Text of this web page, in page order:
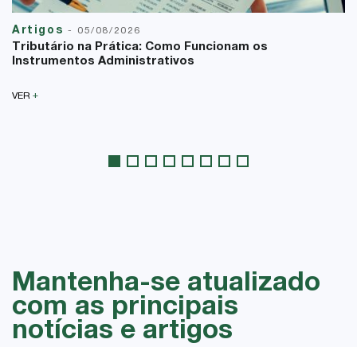
Artigos - 05/08/2026
Tributário na Prática: Como Funcionam os
Instrumentos Administrativos
VER +
Mantenha-se atualizado
com as principais
notícias e artigos